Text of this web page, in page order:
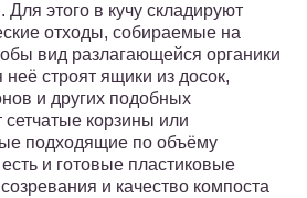
этого в кучу складируют
отходы, собираемые на
вид разлагающейся органики
строят ящики из досок,
и других подобных
корзины или
подходящие по объёму
и готовые пластиковые
и качество компоста